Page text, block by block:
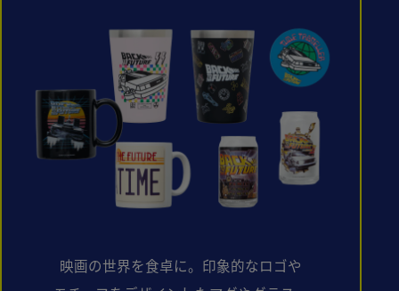
映画の世界を食卓に。印象的なロゴや